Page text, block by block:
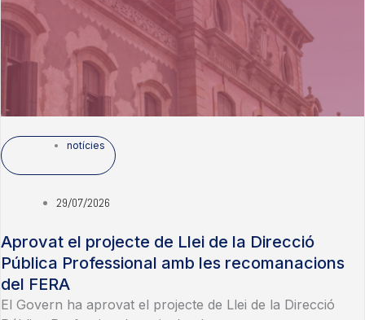
notícies
29/07/2026
Aprovat el projecte de Llei de la Direcció
Pública Professional amb les recomanacions
del FERA
El Govern ha aprovat el projecte de Llei de la Direcció